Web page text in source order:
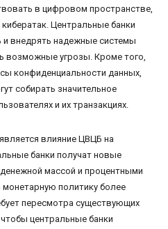
в цифровом пространстве,
Центральные банки
внедрять надежные системы
возможные угрозы. Кроме того,
конфиденциальности данных,
собирать значительное
и их транзакциях.
влияние ЦВЦБ на
банки получат новые
массой и процентными
политику более
пересмотра существующих
центральные банки